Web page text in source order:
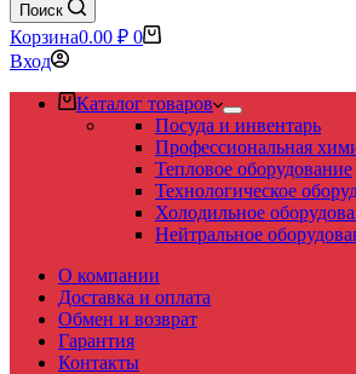
Поиск
Корзина0.00 ₽ 0
Вход
Каталог товаров
Посуда и инвентарь
Профессиональная
Тепловое оборудование
Технологическое
Холодильное
Нейтральное
О компании
Доставка и оплата
Обмен и возврат
Гарантия
Контакты